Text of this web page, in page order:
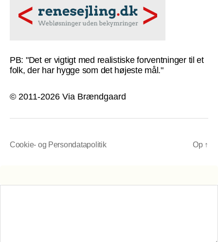
PB: "Det er vigtigt med realistiske forventninger til et
folk, der har hygge som det højeste mål."
© 2011-2026 Via Brændgaard
Cookie- og Persondatapolitik Op ↑